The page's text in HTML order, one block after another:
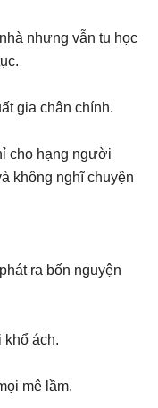
nhưng vẫn tu học
gia chân chính.
cho hạng người
không nghĩ chuyện
ra bốn nguyện
khổ ách.
mê lầm.